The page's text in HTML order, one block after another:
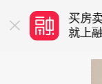
户APP